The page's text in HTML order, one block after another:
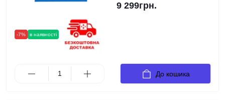
-7% в наявності
9 299грн.
До кошика